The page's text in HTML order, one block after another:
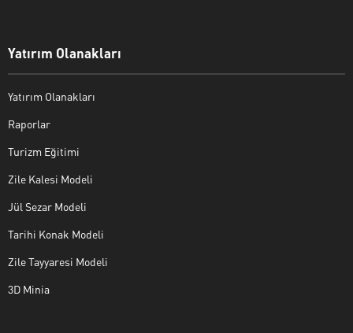
Yatırım Olanakları
Yatırım Olanakları
Raporlar
Turizm Eğitimi
Zile Kalesi Modeli
Jül Sezar Modeli
Tarihi Konak Modeli
Zile Tayyaresi Modeli
3D Minia